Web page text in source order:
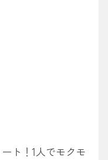
ト！1人でモクモ